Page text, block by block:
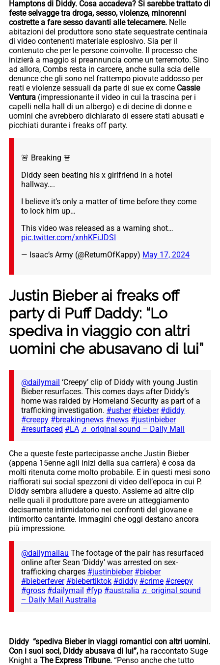
Hamptons di Diddy. Cosa accadeva? Si sarebbe trattato di
feste selvagge tra droga, sesso, violenze, minorenni
costrette a fare sesso davanti alle telecamere. Nelle
abitazioni del produttore sono state sequestrate centinaia
di video contenenti materiale esplosivo. Sia per il
contenuto che per le persone coinvolte. Il processo che
inizierà a maggio si preannuncia come un terremoto. Sino
ad allora, Combs resta in carcere, anche sulla scia delle
denunce che gli sono nel frattempo piovute addosso per
reati e violenze sessuali da parte di sue ex come Cassie
Ventura (impressionante il video in cui la trascina per i
capelli nella hall di un albergo) e di decine di donne e
uomini che avrebbero dichiarato di essere stati abusati e
picchiati durante i freaks off party.
🚨 Breaking 🚨
Diddy seen beating his x girlfriend in a hotel
hallway….
I believe it’s only a matter of time before they come
to lock him up…
This video was released as a warning shot…
pic.twitter.com/xnhKFiJDSI
— Isaac’s Army (@ReturnOfKappy) May 17, 2024
Justin Bieber ai freaks off
party di Puff Daddy: “Lo
spediva in viaggio con altri
uomini che abusavano di lui”
@dailymail ‘Creepy’ clip of Diddy with young Justin
Bieber resurfaces. This comes days after Diddy’s
home was raided by Homeland Security as part of a
trafficking investigation. #usher #bieber #diddy
#creepy #breakingnews #news #justinbieber
#resurfaced #LA ♬ original sound – Daily Mail
Che a queste feste partecipasse anche Justin Bieber
(appena 15enne agli inizi della sua carriera) è cosa da
molti ritenuta come molto probabile. E in questi mesi sono
riaffiorati sui social spezzoni di video dell’epoca in cui P.
Diddy sembra alludere a questo. Assieme ad altre clip
nelle quali il produttore pare avere un atteggiamento
decisamente intimidatorio nei confronti del giovane e
intimorito cantante. Immagini che oggi destano ancora
più impressione.
@dailymailau The footage of the pair has resurfaced
online after Sean ‘Diddy’ was arrested on sex-
trafficking charges #justinbieber #bieber
#bieberfever #biebertiktok #diddy #crime #creepy
#gross #dailymail #fyp #australia ♬ original sound
– Daily Mail Australia
Diddy “spediva Bieber in viaggi romantici con altri uomini.
Con i suoi soci, Diddy abusava di lui”, ha raccontato Suge
Knight a The Express Tribune. “Penso anche che tutto